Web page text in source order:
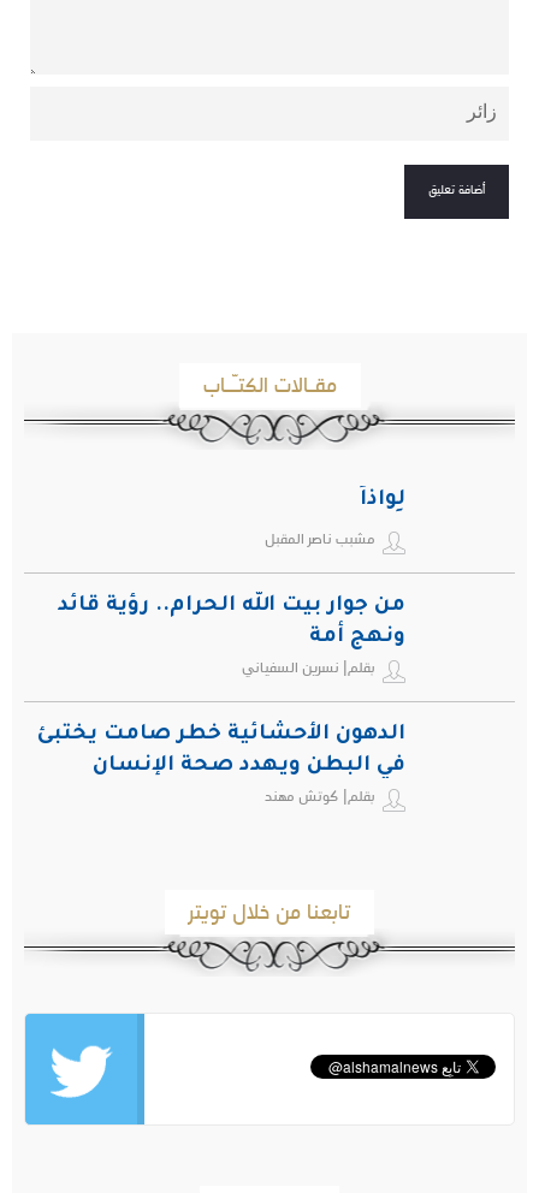
مقـالات الكتـّـاب
لِواذاً
مشبب ناصر المقبل
من جوار بيت الله الحرام.. رؤية قائد
ونهج أمة
بقلم| نسرين السفياني
الدهون الأحشائية خطر صامت يختبئ
في البطن ويهدد صحة الإنسان
بقلم| كوتش مهند
تابعنا من خلال تويتر